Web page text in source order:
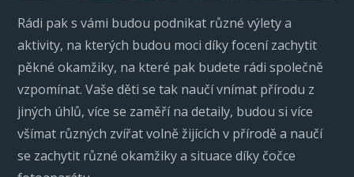
Rádi pak s vámi budou podnikat různé výlety a
aktivity, na kterých budou moci díky focení zachytit
pěkné okamžiky, na které pak budete rádi společně
vzpomínat. Vaše děti se tak naučí vnímat přírodu z
jiných úhlů, více se zaměří na detaily, budou si více
všímat různých zvířat volně žijících v přírodě a naučí
se zachytit různé okamžiky a situace díky čočce